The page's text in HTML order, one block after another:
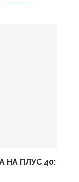
НА ПЛУС 40: